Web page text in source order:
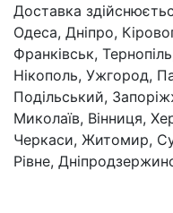
Доставка
Одеса, Дніпро,
Франківськ,
Нікополь, Ужгород,
Подільський,
Миколаїв, Вінниця,
Черкаси, Житомир,
Рівне,